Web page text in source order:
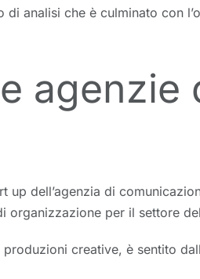
analisi che è culminato con
dell’agenzia di
organizzazione per il settore
creative, è sentito